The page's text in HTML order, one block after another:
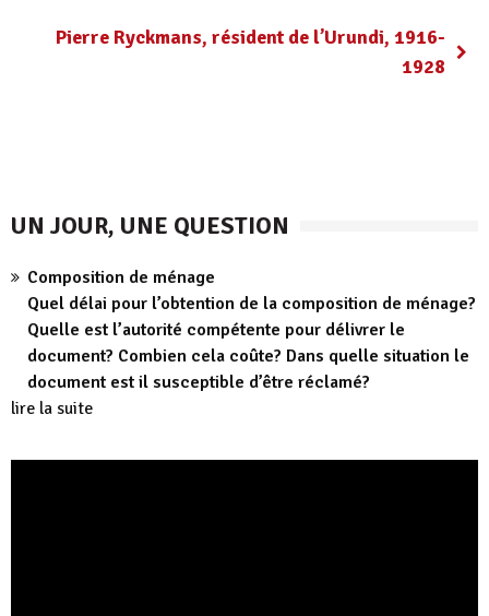
Pierre Ryckmans, résident de l’Urundi, 1916-
1928
UN JOUR, UNE QUESTION
Composition de ménage
Quel délai pour l’obtention de la composition de ménage?
Quelle est l’autorité compétente pour délivrer le
document? Combien cela coûte? Dans quelle situation le
document est il susceptible d’être réclamé?
lire la suite